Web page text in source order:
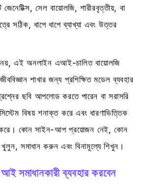
সেল বায়োলজি, শারীরবৃত্তীয়, বা
সঠিক, ধাপে ধাপে ব্যাখ্যা এবং উত্তর
নয়, এই অনলাইন এআই-চালিত বায়োলজি
শাখার জন্য প্রশিক্ষিত মডেল ব্যবহার
ছবি আপলোড করতে পারেন বা সরাসরি
বিষয় শনাক্ত করে এবং ধারণাভিত্তিক
করে। কোন সাইন-আপ প্রয়োজন নেই, কোন
সমাধান করুন এবং বিনামূল্যে শিখুন।
সমাধানকারী ব্যবহার করবেন